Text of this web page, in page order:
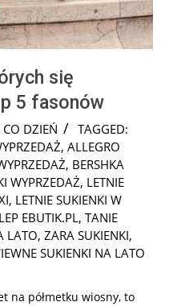
się
5 fasonów
DZIEŃ
TAGGED:
, ALLEGRO
, BERSHKA
WYPRZEDAŻ, LETNIE
, LETNIE SUKIENKI W
EBUTIK.PL, TANIE
LATO, ZARA SUKIENKI,
SUKIENKI NA LATO
na półmetku wiosny, to